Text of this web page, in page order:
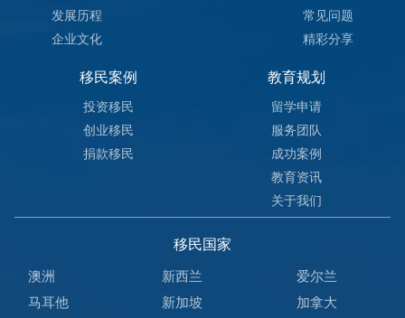
发展历程
企业文化
常见问题
精彩分享
移民案例
投资移民
创业移民
捐款移民
教育规划
留学申请
服务团队
成功案例
教育资讯
关于我们
移民国家
澳洲 新西兰
爱尔兰
马耳他
新加坡 加拿大